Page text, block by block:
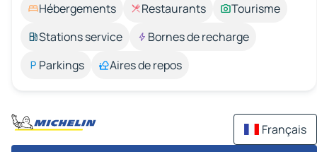
Hébergements Restaurants
Tourisme
Stations service
Bornes de recharge
Parkings
Aires de repos
Français